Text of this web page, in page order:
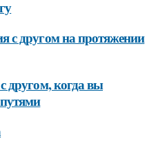
с другом на протяжении
другом, когда вы